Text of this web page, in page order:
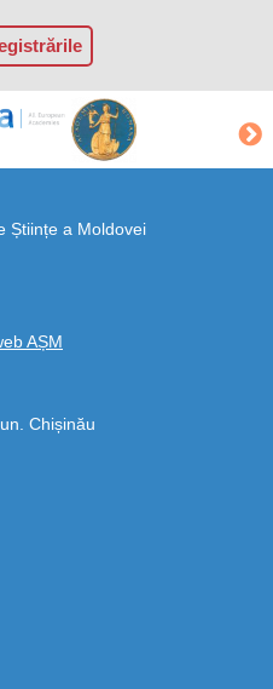
Științe a Moldovei
AȘM
Chișinău